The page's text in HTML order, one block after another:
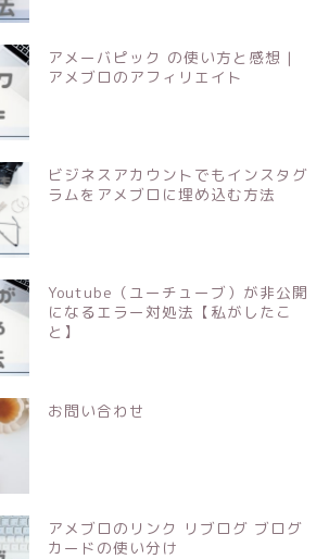
アメーバピック の使い方と感想 |
アメブロのアフィリエイト
ビジネスアカウントでもインスタグ
ラムをアメブロに埋め込む方法
Youtube（ユーチューブ）が非公開
になるエラー対処法【私がしたこ
と】
お問い合わせ
アメブロのリンク リブログ ブログ
カードの使い分け